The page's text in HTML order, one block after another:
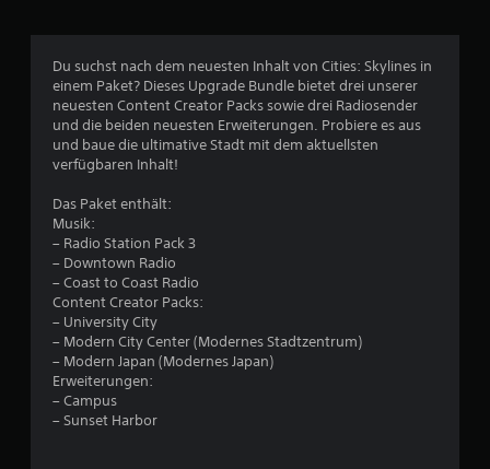
7
8
Du suchst nach dem neuesten Inhalt von Cities: Skylines in
einem Paket? Dieses Upgrade Bundle bietet drei unserer
neuesten Content Creator Packs sowie drei Radiosender
und die beiden neuesten Erweiterungen. Probiere es aus
und baue die ultimative Stadt mit dem aktuellsten
verfügbaren Inhalt!
Das Paket enthält:
Musik:
– Radio Station Pack 3
– Downtown Radio
– Coast to Coast Radio
Content Creator Packs:
– University City
– Modern City Center (Modernes Stadtzentrum)
– Modern Japan (Modernes Japan)
Erweiterungen:
– Campus
– Sunset Harbor